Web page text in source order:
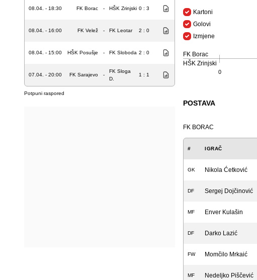
08.04. - 18:30 FK Borac - HŠK Zrinjski 0 : 3
08.04. - 16:00 FK Velež - FK Leotar 2 : 0
08.04. - 15:00 HŠK Posušje - FK Sloboda 2 : 0
07.04. - 20:00 FK Sarajevo -
FK Sloga
D.
1 : 1
Potpuni raspored
Kartoni
Golovi
Izmjene
FK Borac
HŠK Zrinjski
0
POSTAVA
FK BORAC
# IGRAČ
GK Nikola Ćetković
DF Sergej Dojčinović
MF Enver Kulašin
DF Darko Lazić
FW Momčilo Mrkaić
MF Nedeljko Piščević